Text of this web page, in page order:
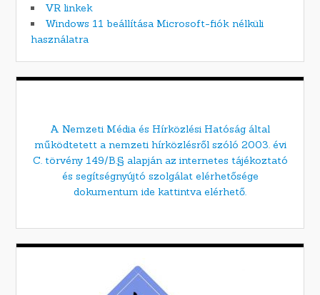
VR linkek
Windows 11 beállítása Microsoft-fiók nélküli
használatra
A Nemzeti Média és Hírközlési Hatóság által
működtetett a nemzeti hírközlésről szóló 2003. évi
C. törvény 149/B.§ alapján az internetes tájékoztató
és segítségnyújtó szolgálat elérhetősége
dokumentum ide kattintva elérhető.